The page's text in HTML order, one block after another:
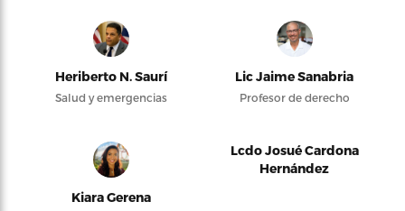
Heriberto N. Saurí
Salud y emergencias
Lic Jaime Sanabria
Profesor de derecho
Kiara Gerena
Lcdo Josué Cardona
Hernández